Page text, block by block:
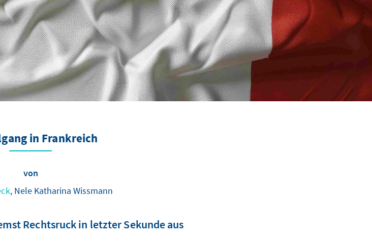
in Frankreich
von
, Nele Katharina Wissmann
Rechtsruck in letzter Sekunde aus